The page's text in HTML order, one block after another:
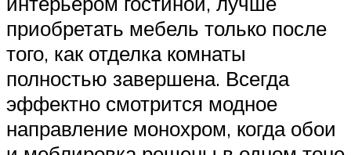
приобретать мебель только после
того, как отделка комнаты
полностью завершена. Всегда
эффектно смотрится модное
направление монохром, когда обои